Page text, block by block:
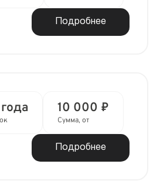
Подробнее
10 000 ₽
Сумма, от
Подробнее